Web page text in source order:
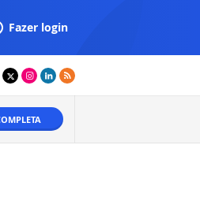
Fazer login